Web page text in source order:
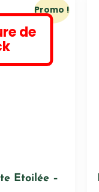
de
Promo !
Etoilée –